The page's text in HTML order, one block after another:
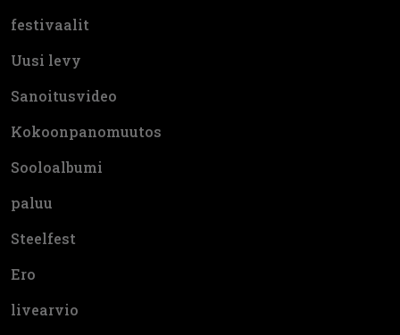
festivaalit
Uusi levy
Sanoitusvideo
Kokoonpanomuutos
Sooloalbumi
paluu
Steelfest
Ero
livearvio